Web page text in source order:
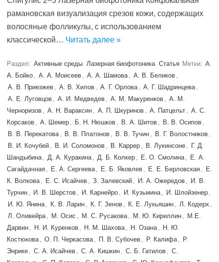
рамановская визуализация срезов кожи, содержащих
волосяные фолликулы, с использованием
классической… Читать далее »
Раздел: Активные среды Лазерная биофотоника Статья Метки: А.
А. Бойко , А. А. Моисеев , А. А. Шамова , А. В. Беликов ,
А. В. Приезжев , А. В. Хилов , А. Г. Орлова , А. Г. Шадринцева ,
А. Е. Луговцов , А. И. Медведев , А. М. Макуренков , А. М.
Черноризов , А. Н. Вараксин , А. П. Шкуринов , А. Патцельт , А. С.
Корсаков , А. Шемер , Б. Н. Нюшков , В. А. Шитов , В. В. Осипов ,
В. В. Перекатова , В. В. Платонов , В. В. Тучин , В. Г. Волостников ,
В. И. Кочубей , В. И. Соломонов , В. Каррер , В. Лукинсоне , Г. Д.
Шандыбина , Д. А. Куракина , Д. Б. Колкер , Е. O. Смолина , Е. А.
Сагайдачная , Е. А. Сергеева , Е. Б. Яковлев , Е. Е. Берловская , Е.
К. Волкова , Е. С. Исайчев , З. Залевский , И. А. Ожередов , И. В.
Турчин , И. В. Шерстов , И. Карнейро , И. Кузьмина , И. Шлойзенер ,
И. Ю. Янина , К. В. Ларин , К. Г. Зенов , К. Е. Лукьяшин , Л. Кодерх ,
Л. Оливейра , М. Осис , М. С. Русакова , М. Ю. Кириллин , М.Е.
Дарвин , Н. И. Куренков , Н. М. Шахова , Н. Озана , Н. Ю.
Костюкова , О. П. Черкасова , П. В. Субочев , Р. Калифа , Р.
Энрике , С. А. Исайчев , С. А. Кишкин , С. Б. Гатилов , С.